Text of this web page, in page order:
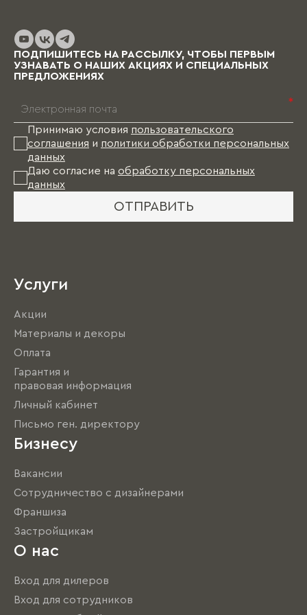
выбранных материалов и коллекции), и какое-
то время Вам в этом случае придется пожить
без мебели.
ПОДПИШИТЕСЬ НА РАССЫЛКУ, ЧТОБЫ ПЕРВЫМ
УЗНАВАТЬ О НАШИХ АКЦИЯХ И СПЕЦИАЛЬНЫХ
ПРЕДЛОЖЕНИЯХ
*
Принимаю условия пользовательского
соглашения и политики обработки персональных
данных
Даю согласие на обработку персональных
данных
ОТПРАВИТЬ
Услуги
Акции
Материалы и декоры
Оплата
Гарантия и
правовая информация
Личный кабинет
Письмо ген. директору
Бизнесу
Вакансии
Сотрудничество с дизайнерами
Франшиза
Застройщикам
О нас
Вход для дилеров
Вход для сотрудников